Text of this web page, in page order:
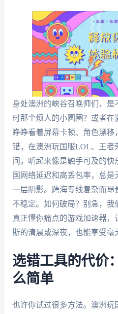
身处澳洲的峡谷召唤师们，是
时那个烦人的小圆圈？或者
睁睁看着屏幕卡顿、角色漂
错，在澳洲玩国服LOL、王者
间，听起来像是触手可及的
国网络延迟和高丢包率，总
一层阴影。跨海专线复杂而昂
不稳定。如何破局？别急，
真正懂你痛点的游戏加速器，
斯的清晨或深夜，也能享受毫
选错工具的代价
么简单
也许你试过很多方法。澳洲玩